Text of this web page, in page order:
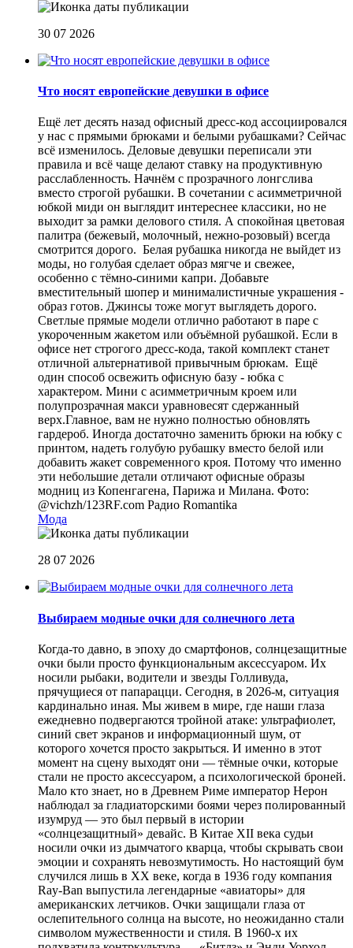
30 07 2026
Что носят европейские девушки в офисе
Ещё лет десять назад офисный дресс-код ассоциировался
у нас с прямыми брюками и белыми рубашками? Сейчас
всё изменилось. Деловые девушки переписали эти
правила и всё чаще делают ставку на продуктивную
расслабленность. Начнём с прозрачного лонгслива
вместо строгой рубашки. В сочетании с асимметричной
юбкой миди он выглядит интереснее классики, но не
выходит за рамки делового стиля. А спокойная цветовая
палитра (бежевый, молочный, нежно-розовый) всегда
смотрится дорого. Белая рубашка никогда не выйдет из
моды, но голубая сделает образ мягче и свежее,
особенно с тёмно-синими капри. Добавьте
вместительный шопер и минималистичные украшения -
образ готов. Джинсы тоже могут выглядеть дорого.
Светлые прямые модели отлично работают в паре с
укороченным жакетом или объёмной рубашкой. Если в
офисе нет строгого дресс-кода, такой комплект станет
отличной альтернативой привычным брюкам. Ещё
один способ освежить офисную базу - юбка с
характером. Мини с асимметричным кроем или
полупрозрачная макси уравновесят сдержанный
верх.Главное, вам не нужно полностью обновлять
гардероб. Иногда достаточно заменить брюки на юбку с
принтом, надеть голубую рубашку вместо белой или
добавить жакет современного кроя. Потому что именно
эти небольшие детали отличают офисные образы
модниц из Копенгагена, Парижа и Милана. Фото:
@vichzh/123RF.com Радио Romantika
Мода
28 07 2026
Выбираем модные очки для солнечного лета
Когда-то давно, в эпоху до смартфонов, солнцезащитные
очки были просто функциональным аксессуаром. Их
носили рыбаки, водители и звезды Голливуда,
прячущиеся от папарацци. Сегодня, в 2026-м, ситуация
кардинально иная. Мы живем в мире, где наши глаза
ежедневно подвергаются тройной атаке: ультрафиолет,
синий свет экранов и информационный шум, от
которого хочется просто закрыться. И именно в этот
момент на сцену выходят они — тёмные очки, которые
стали не просто аксессуаром, а психологической броней.
Мало кто знает, но в Древнем Риме император Нерон
наблюдал за гладиаторскими боями через полированный
изумруд — это был первый в истории
«солнцезащитный» девайс. В Китае XII века судьи
носили очки из дымчатого кварца, чтобы скрывать свои
эмоции и сохранять невозмутимость. Но настоящий бум
случился лишь в XX веке, когда в 1936 году компания
Ray-Ban выпустила легендарные «авиаторы» для
американских летчиков. Очки защищали глаза от
ослепительного солнца на высоте, но неожиданно стали
символом мужественности и стиля. В 1960-х их